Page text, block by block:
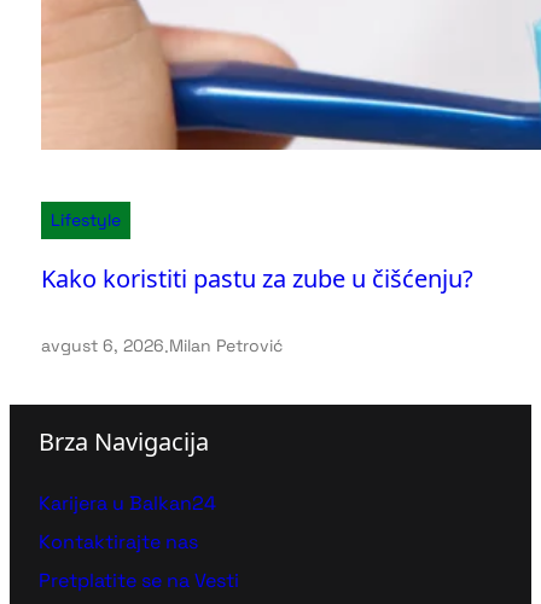
Lifestyle
Kako koristiti pastu za zube u čišćenju?
avgust 6, 2026.Milan Petrović
Brza Navigacija
Karijera u Balkan24
Kontaktirajte nas
Pretplatite se na Vesti